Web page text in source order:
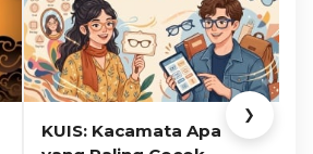
KUIS: Kacamata Apa
❯